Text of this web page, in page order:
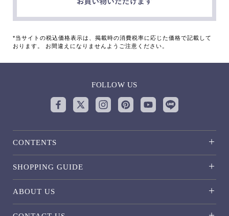
*当サイトの税込価格表示は、掲載時の消費税率に応じた価格で記載して
おります。 お間違えになりませんようご注意ください。
FOLLOW US
CONTENTS
SHOPPING GUIDE
ABOUT US